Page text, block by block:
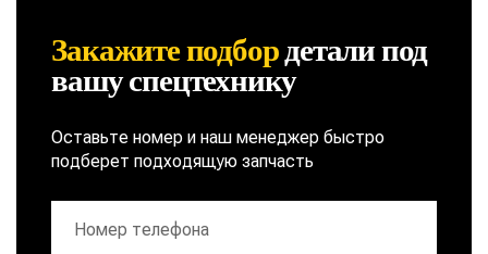
Закажите подбордеталипод
вашу спецтехнику
Оставьте номер и наш менеджер быстро
подберет подходящую запчасть